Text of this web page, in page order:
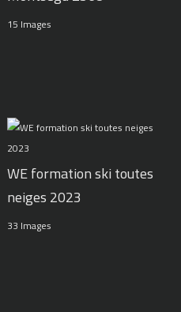
15 Images
WE formation ski toutes
neiges 2023
33 Images